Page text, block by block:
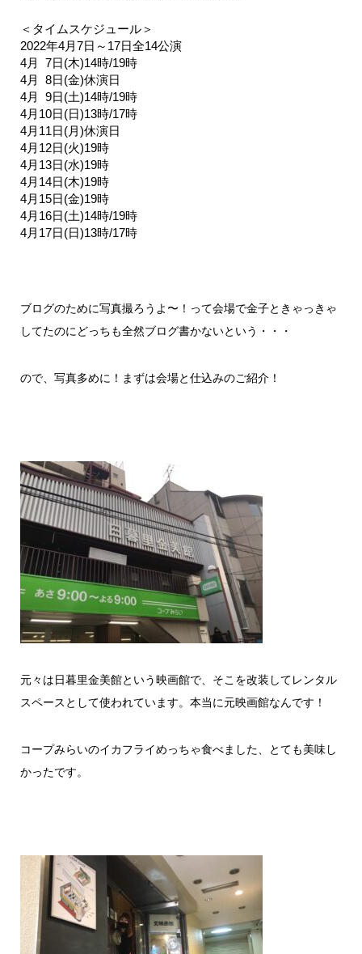
＜タイムスケジュール＞
2022年4月7日～17日全14公演
4月 7日(木)14時/19時
4月 8日(金)休演日
4月 9日(土)14時/19時
4月10日(日)13時/17時
4月11日(月)休演日
4月12日(火)19時
4月13日(水)19時
4月14日(木)19時
4月15日(金)19時
4月16日(土)14時/19時
4月17日(日)13時/17時
ブログのために写真撮ろうよ〜！って会場で金子ときゃっきゃ
してたのにどっちも全然ブログ書かないという・・・
ので、写真多めに！まずは会場と仕込みのご紹介！
元々は日暮里金美館という映画館で、そこを改装してレンタル
スペースとして使われています。本当に元映画館なんです！
コープみらいのイカフライめっちゃ食べました、とても美味し
かったです。